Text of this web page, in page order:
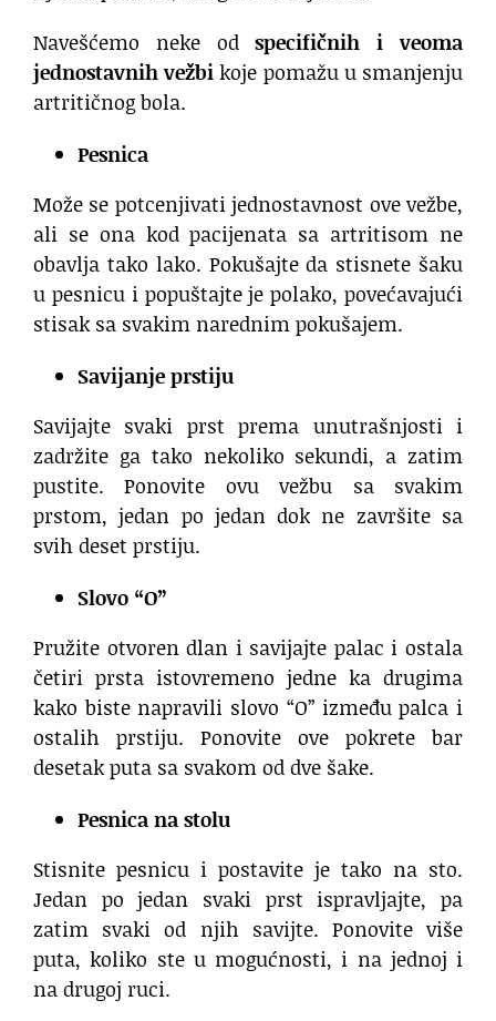
Navešćemo neke odspecifičnih i veoma
jednostavnih vežbikoje pomažu u smanjenju
artritičnog bola.
Pesnica
Može se potcenjivati jednostavnost ove vežbe,
ali se ona kod pacijenata sa artritisom ne
obavlja tako lako. Pokušajte da stisnete šaku
u pesnicu i popuštajte je polako, povećavajući
stisak sa svakim narednim pokušajem.
Savijanje prstiju
Savijajte svaki prst prema unutrašnjosti i
zadržite ga tako nekoliko sekundi, a zatim
pustite. Ponovite ovu vežbu sa svakim
prstom, jedan po jedan dok ne završite sa
svih deset prstiju.
Slovo “O”
Pružite otvoren dlan i savijajte palac i ostala
četiri prsta istovremeno jedne ka drugima
kako biste napravili slovo “O” između palca i
ostalih prstiju. Ponovite ove pokrete bar
desetak puta sa svakom od dve šake.
Pesnica na stolu
Stisnite pesnicu i postavite je tako na sto.
Jedan po jedan svaki prst ispravljajte, pa
zatim svaki od njih savijte. Ponovite više
puta, koliko ste u mogućnosti, i na jednoj i
na drugoj ruci.